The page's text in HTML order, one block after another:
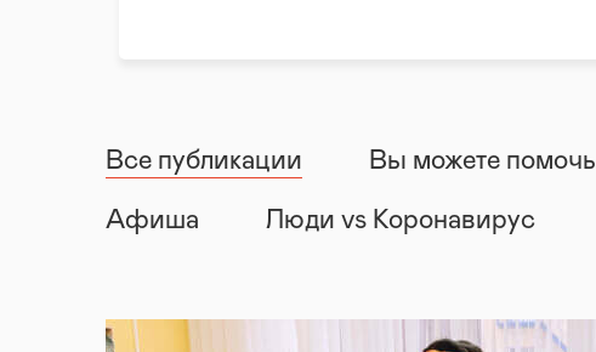
Все публикации Вы можете помочь
Афиша Люди vs Коронавирус